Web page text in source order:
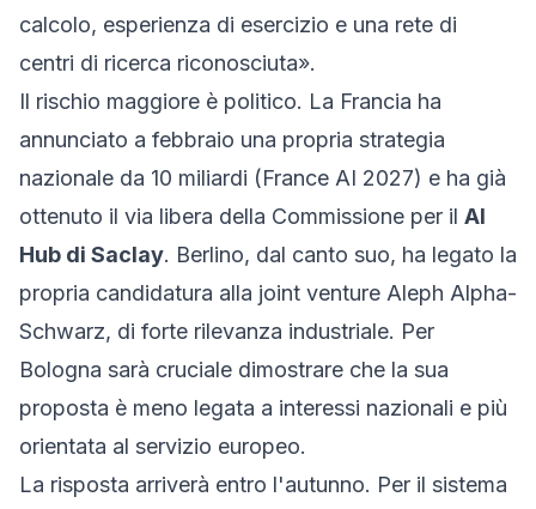
calcolo, esperienza di esercizio e una rete di
centri di ricerca riconosciuta».
Il rischio maggiore è politico. La Francia ha
annunciato a febbraio una propria strategia
nazionale da 10 miliardi (France AI 2027) e ha già
ottenuto il via libera della Commissione per il AI
Hub di Saclay. Berlino, dal canto suo, ha legato la
propria candidatura alla joint venture Aleph Alpha-
Schwarz, di forte rilevanza industriale. Per
Bologna sarà cruciale dimostrare che la sua
proposta è meno legata a interessi nazionali e più
orientata al servizio europeo.
La risposta arriverà entro l'autunno. Per il sistema